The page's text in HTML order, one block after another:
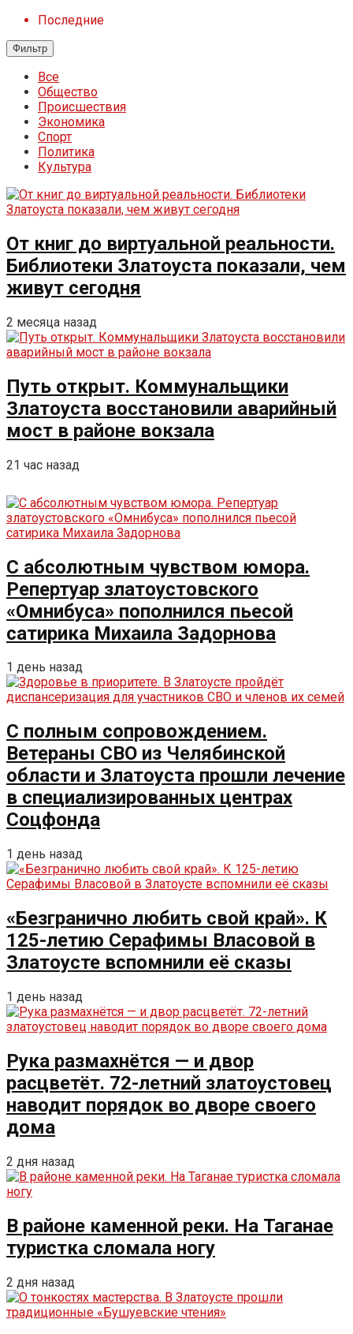
Последние
Фильтр
Все
Общество
Происшествия
Экономика
Спорт
Политика
Культура
От книг до виртуальной реальности.
Библиотеки Златоуста показали, чем
живут сегодня
2 месяца назад
Путь открыт. Коммунальщики
Златоуста восстановили аварийный
мост в районе вокзала
21 час назад
С абсолютным чувством юмора.
Репертуар златоустовского
«Омнибуса» пополнился пьесой
сатирика Михаила Задорнова
1 день назад
С полным сопровождением.
Ветераны СВО из Челябинской
области и Златоуста прошли лечение
в специализированных центрах
Соцфонда
1 день назад
«Безгранично любить свой край». К
125-летию Серафимы Власовой в
Златоусте вспомнили её сказы
1 день назад
Рука размахнётся — и двор
расцветёт. 72-летний златоустовец
наводит порядок во дворе своего
дома
2 дня назад
В районе каменной реки. На Таганае
туристка сломала ногу
2 дня назад